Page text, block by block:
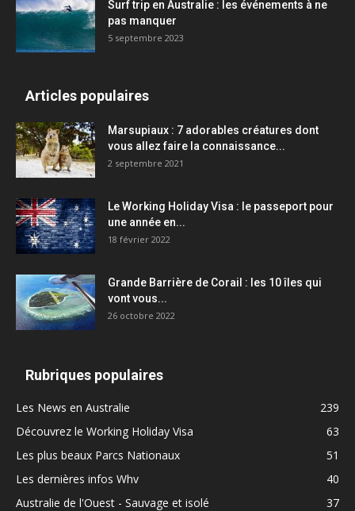
Surf trip en Australie : les événements à ne
pas manquer
5 septembre 2023
Articles populaires
Marsupiaux : 7 adorables créatures dont
vous allez faire la connaissance...
2 septembre 2021
Le Working Holiday Visa : le passeport pour
une année en...
18 février 2022
Grande Barrière de Corail : les 10 îles qui
vont vous...
26 octobre 2022
Rubriques populaires
Les News en Australie
239
Découvrez le Working Holiday Visa
63
Les plus beaux Parcs Nationaux
51
Les dernières infos Whv
40
Australie de l'Ouest - Sauvage et isolé
37